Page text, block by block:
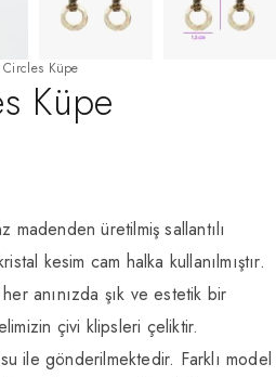
Circles Küpe
Küpe
üretilmiş sallantılı
kesim cam halka kullanılmıştır.
anınızda şık ve estetik bir
çivi klipsleri çeliktir.
ile gönderilmektedir. Farklı model